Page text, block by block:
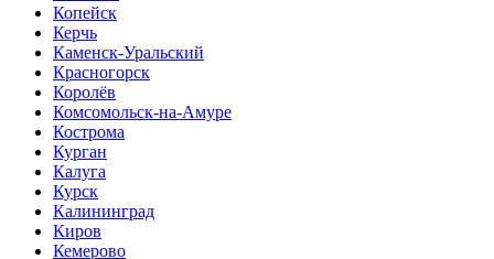
Копейск
Керчь
Каменск-Уральский
Красногорск
Королёв
Комсомольск-на-Амуре
Кострома
Курган
Калуга
Курск
Калининград
Киров
Кемерово